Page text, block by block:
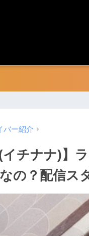
バー紹介
イチナナ)】
の？配信ス